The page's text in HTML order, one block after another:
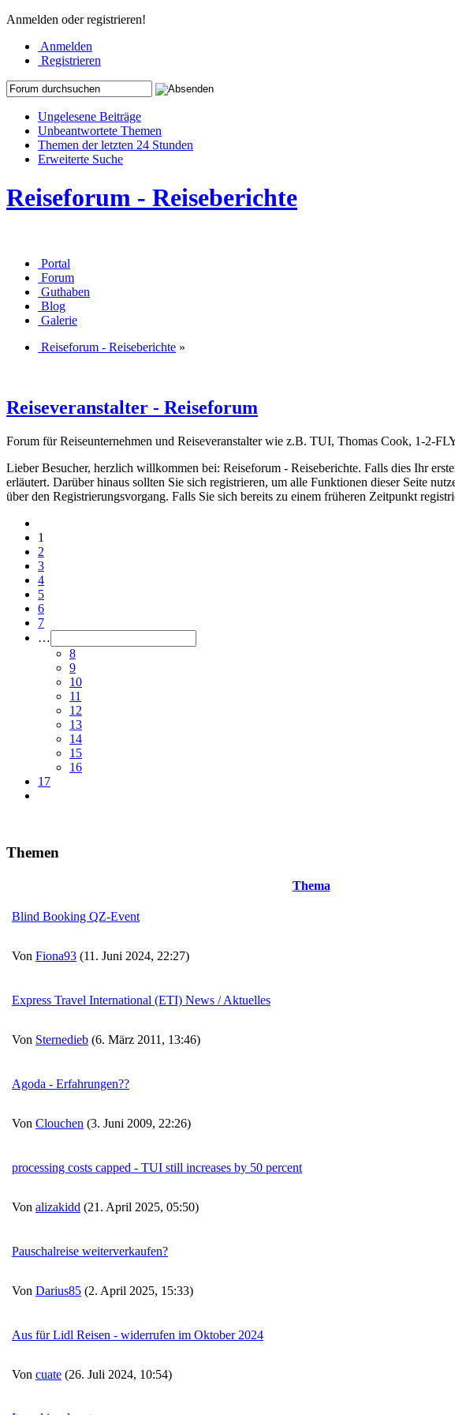
Anmelden oder registrieren!
Anmelden
Registrieren
Ungelesene Beiträge
Unbeantwortete Themen
Themen der letzten 24 Stunden
Erweiterte Suche
Reiseforum - Reiseberichte
Portal
Forum
Guthaben
Blog
Galerie
Reiseforum - Reiseberichte »
Reiseveranstalter - Reiseforum
Forum für Reiseunternehmen und Reiseveranstalter wie z.B. TUI, Thomas Cook, 1-2-
Lieber Besucher, herzlich willkommen bei: Reiseforum - Reiseberichte. Falls dies Ihr
erläutert. Darüber hinaus sollten Sie sich registrieren, um alle Funktionen dieser Seite
über den Registrierungsvorgang. Falls Sie sich bereits zu einem früheren Zeitpunkt
1
2
3
4
5
6
7
…
8
9
10
11
12
13
14
15
16
17
Themen
Thema
Blind Booking QZ-Event
Von Fiona93 (11. Juni 2024, 22:27)
Express Travel International (ETI) News / Aktuelles
Von Sternedieb (6. März 2011, 13:46)
Agoda - Erfahrungen??
Von Clouchen (3. Juni 2009, 22:26)
processing costs capped - TUI still increases by 50 percent
Von alizakidd (21. April 2025, 05:50)
Pauschalreise weiterverkaufen?
Von Darius85 (2. April 2025, 15:33)
Aus für Lidl Reisen - widerrufen im Oktober 2024
Von cuate (26. Juli 2024, 10:54)